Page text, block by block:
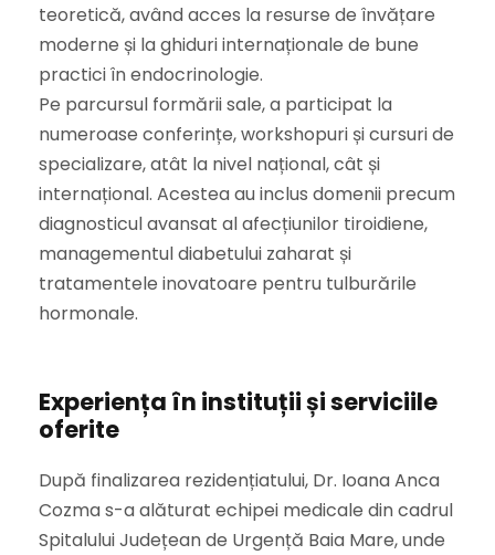
teoretică, având acces la resurse de învățare
moderne și la ghiduri internaționale de bune
practici în endocrinologie.
Pe parcursul formării sale, a participat la
numeroase conferințe, workshopuri și cursuri de
specializare, atât la nivel național, cât și
internațional. Acestea au inclus domenii precum
diagnosticul avansat al afecțiunilor tiroidiene,
managementul diabetului zaharat și
tratamentele inovatoare pentru tulburările
hormonale.
Experiența în instituții și serviciile
oferite
După finalizarea rezidențiatului, Dr. Ioana Anca
Cozma s-a alăturat echipei medicale din cadrul
Spitalului Județean de Urgență Baia Mare, unde